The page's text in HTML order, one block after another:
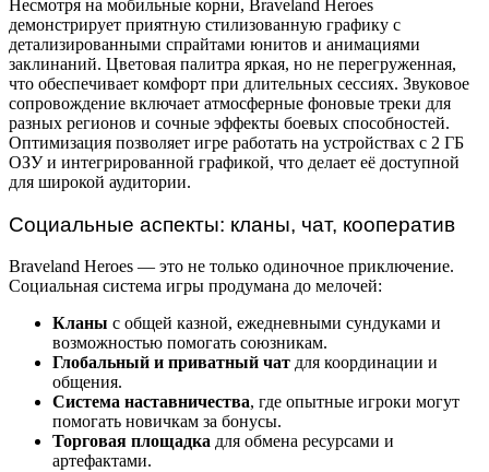
Несмотря на мобильные корни, Braveland Heroes
демонстрирует приятную стилизованную графику с
детализированными спрайтами юнитов и анимациями
заклинаний. Цветовая палитра яркая, но не перегруженная,
что обеспечивает комфорт при длительных сессиях. Звуковое
сопровождение включает атмосферные фоновые треки для
разных регионов и сочные эффекты боевых способностей.
Оптимизация позволяет игре работать на устройствах с 2 ГБ
ОЗУ и интегрированной графикой, что делает её доступной
для широкой аудитории.
Социальные аспекты: кланы, чат, кооператив
Braveland Heroes — это не только одиночное приключение.
Социальная система игры продумана до мелочей:
Кланы с общей казной, ежедневными сундуками и
возможностью помогать союзникам.
Глобальный и приватный чат для координации и
общения.
Система наставничества, где опытные игроки могут
помогать новичкам за бонусы.
Торговая площадка для обмена ресурсами и
артефактами.